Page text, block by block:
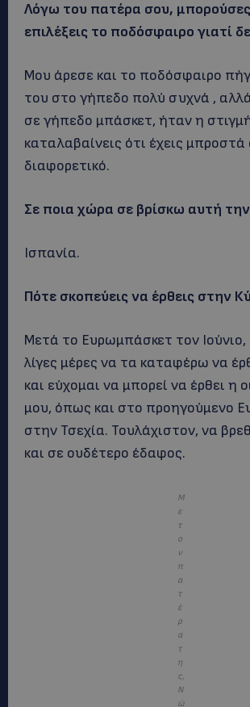
Λόγω του πατέρα σου,
επιλέξεις το ποδόσφαιρο γιατί
Μου άρεσε και το ποδόσφαιρο
του στο γήπεδο πολύ συχνά ,
σε γήπεδο μπάσκετ, ήταν η
καταλαβαίνεις ότι έχεις μπροστά
διαφορετικό.
Σε ποια χώρα σε βρίσκω αυτή
Ισπανία.
Πότε σκοπεύεις να έρθεις στην
Μετά το Ευρωμπάσκετ τον Ιούνιο,
λίγες μέρες να τα καταφέρω να
και εύχομαι να μπορεί να έρθει η
μου, όπως και στο προηγούμενο
στην Τσεχία. Τουλάχιστον, να
και σε ουδέτερο έδαφος.
Μ
ε
τ
ο
ν
π
α
τ
έ
ρ
α
τ
η
ς,
Ν
ώ